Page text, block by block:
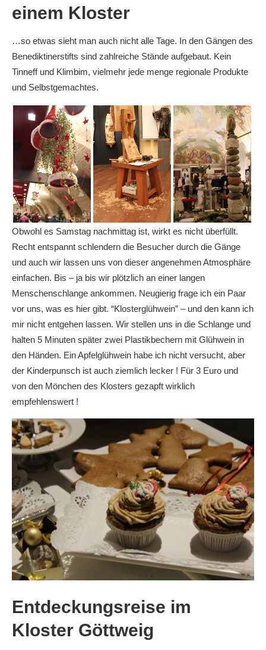
einem Kloster
…so etwas sieht man auch nicht alle Tage. In den Gängen des
Benediktinerstifts sind zahlreiche Stände aufgebaut. Kein
Tinneff und Klimbim, vielmehr jede menge regionale Produkte
und Selbstgemachtes.
Obwohl es Samstag nachmittag ist, wirkt es nicht überfüllt.
Recht entspannt schlendern die Besucher durch die Gänge
und auch wir lassen uns von dieser angenehmen Atmosphäre
einfachen. Bis – ja bis wir plötzlich an einer langen
Menschenschlange ankommen. Neugierig frage ich ein Paar
vor uns, was es hier gibt. “Klosterglühwein” – und den kann ich
mir nicht entgehen lassen. Wir stellen uns in die Schlange und
halten 5 Minuten später zwei Plastikbechern mit Glühwein in
den Händen. Ein Apfelglühwein habe ich nicht versucht, aber
der Kinderpunsch ist auch ziemlich lecker ! Für 3 Euro und
von den Mönchen des Klosters gezapft wirklich
empfehlenswert !
Entdeckungsreise im
Kloster Göttweig